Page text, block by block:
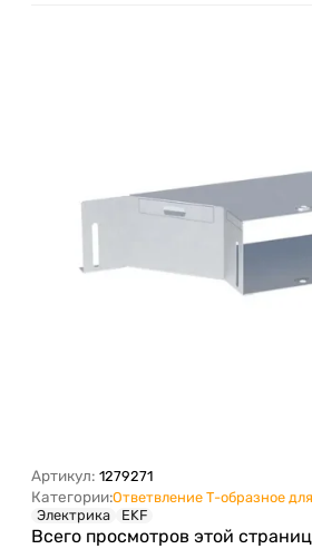
Артикул: 1279271
Категории:Ответвление Т-образное
Электрика
EKF
Всего просмотров этой